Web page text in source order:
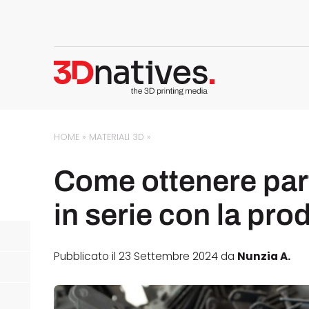
HOME » MATERIALI 3D »
Come ottenere
in serie con la
Pubblicato il 23 Settembre 2024 da Nunzia A.